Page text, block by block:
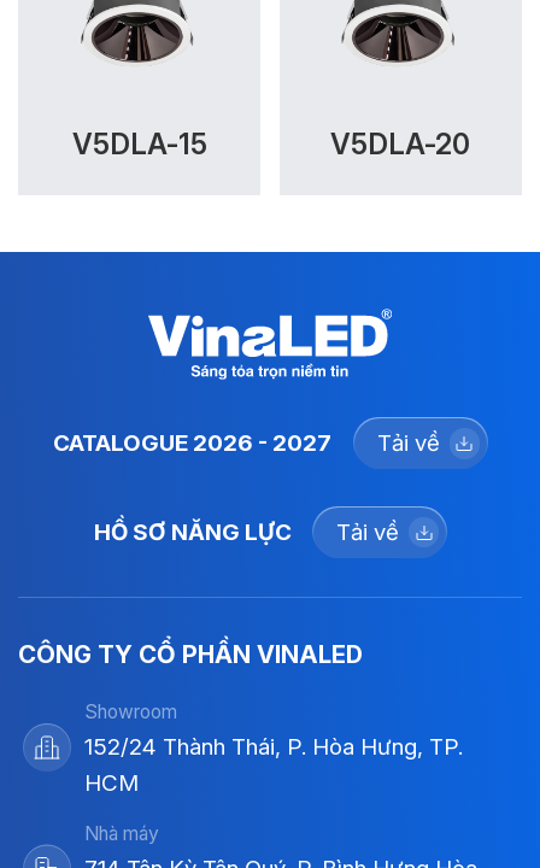
V5DLA-15 V5DLA-20
CATALOGUE 2026 - 2027 Tải về
HỒ SƠ NĂNG LỰC Tải về
CÔNG TY CỔ PHẦN VINALED
Showroom
152/24 Thành Thái, P. Hòa Hưng, TP.
HCM
Nhà máy